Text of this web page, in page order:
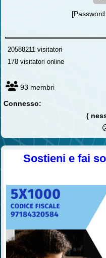
20588211 visitatori
178 visitatori online
93 membri
Connesso:
(
Sostieni e fai